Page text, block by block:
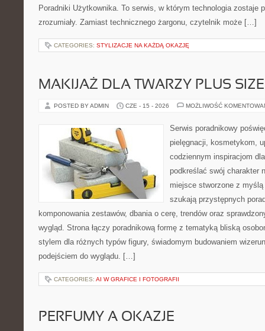
Poradniki Użytkownika. To serwis, w którym technologia zostaje
zrozumiały. Zamiast technicznego żargonu, czytelnik może […]
CATEGORIES: STYLIZACJE NA KAŻDĄ OKAZJĘ
MAKIJAŻ DLA TWARZY PLUS SIZE
POSTED BY ADMIN CZE - 15 - 2026 MOŻLIWOŚĆ
Serwis poradnikowy
pielęgnacji, kosmetykom,
codziennym inspiracjom
podkreślać swój charakter
miejsce stworzone z
szukają przystępnych
komponowania zestawów, dbania o cerę, trendów oraz
wygląd. Strona łączy poradnikową formę z tematyką bliską
stylem dla różnych typów figury, świadomym budowaniem
podejściem do wyglądu. […]
CATEGORIES: AI W GRAFICE I FOTOGRAFII
PERFUMY A OKAZJE